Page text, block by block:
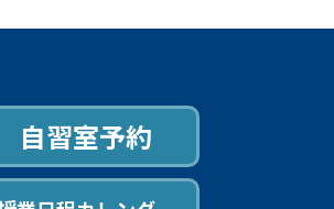
自習室予約